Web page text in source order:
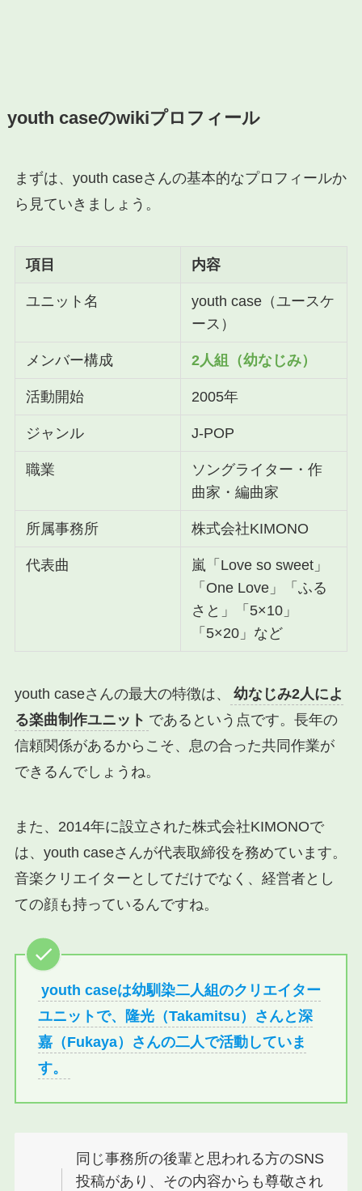
youth caseのwikiプロフィール
まずは、youth caseさんの基本的なプロフィールか
ら見ていきましょう。
項目 内容
ユニット名
youth case（ユースケ
ース）
メンバー構成 2人組（幼なじみ）
活動開始 2005年
ジャンル J-POP
職業
ソングライター・作
曲家・編曲家
所属事務所 株式会社KIMONO
代表曲
嵐「Love so sweet」
「One Love」「ふる
さと」「5×10」
「5×20」など
youth caseさんの最大の特徴は、
幼なじみ2人によ
る楽曲制作ユニット であるという点です。長年の
信頼関係があるからこそ、息の合った共同作業が
できるんでしょうね。
また、2014年に設立された株式会社KIMONOで
は、youth caseさんが代表取締役を務めています。
音楽クリエイターとしてだけでなく、経営者とし
ての顔も持っているんですね。
youth caseは幼馴染二人組のクリエイター
ユニットで、隆光（Takamitsu）さんと深
嘉（Fukaya）さんの二人で活動していま
す。
同じ事務所の後輩と思われる方のSNS
投稿があり、その内容からも尊敬され